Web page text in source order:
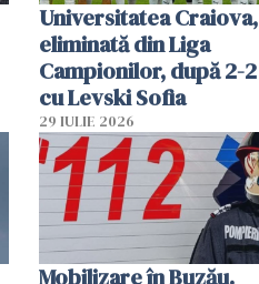
Universitatea Craiova,
eliminată din Liga
Campionilor, după 2-2
cu Levski Sofia
29 IULIE 2026
Mobilizare în Buzău.